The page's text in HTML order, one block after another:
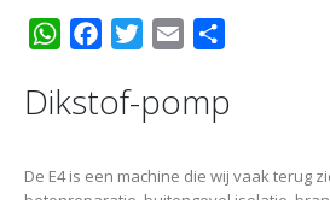
WhatsAppFacebookTwitterEmail
Dikstof-pomp
De E4 is een machine die wij vaak terug